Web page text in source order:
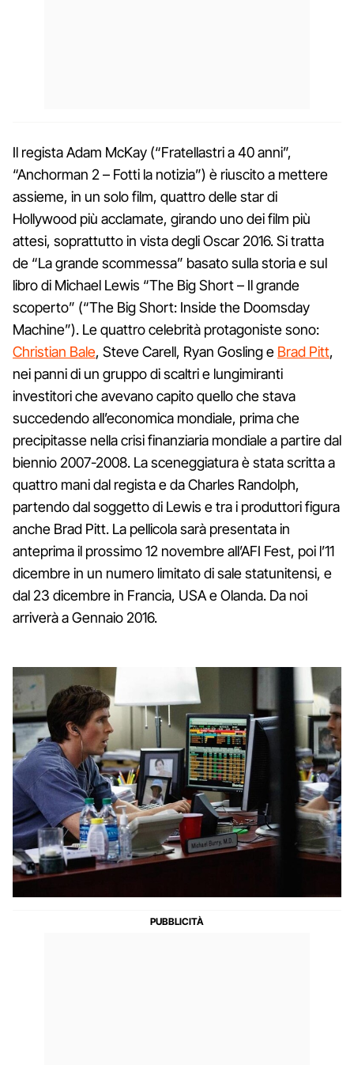
Il regista Adam McKay (“Fratellastri a 40 anni”,
“Anchorman 2 – Fotti la notizia”) è riuscito a mettere
assieme, in un solo film, quattro delle star di
Hollywood più acclamate, girando uno dei film più
attesi, soprattutto in vista degli Oscar 2016. Si tratta
de “La grande scommessa” basato sulla storia e sul
libro di Michael Lewis “The Big Short – Il grande
scoperto” (“The Big Short: Inside the Doomsday
Machine”). Le quattro celebrità protagoniste sono:
Christian Bale, Steve Carell, Ryan Gosling e Brad Pitt,
nei panni di un gruppo di scaltri e lungimiranti
investitori che avevano capito quello che stava
succedendo all’economica mondiale, prima che
precipitasse nella crisi finanziaria mondiale a partire dal
biennio 2007-2008. La sceneggiatura è stata scritta a
quattro mani dal regista e da Charles Randolph,
partendo dal soggetto di Lewis e tra i produttori figura
anche Brad Pitt. La pellicola sarà presentata in
anteprima il prossimo 12 novembre all’AFI Fest, poi l’11
dicembre in un numero limitato di sale statunitensi, e
dal 23 dicembre in Francia, USA e Olanda. Da noi
arriverà a Gennaio 2016.